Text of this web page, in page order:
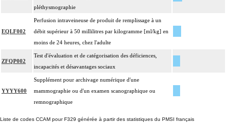
pléthysmographie
EQLF002
Perfusion intraveineuse de produit de remplissage à un
débit supérieur à 50 millilitres par kilogramme [ml/kg] en
moins de 24 heures, chez l'adulte
ZFQP002
Test d'évaluation et de catégorisation des déficiences,
incapacités et désavantages sociaux
YYYY600
Supplément pour archivage numérique d'une
mammographie ou d'un examen scanographique ou
remnographique
Liste de codes CCAM pour F329 générée à partir des statistiques du PMSI français